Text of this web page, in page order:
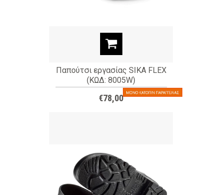
Παπούτσι εργασίας SIKA FLEX
(ΚΩΔ: 8005W)
€78,00